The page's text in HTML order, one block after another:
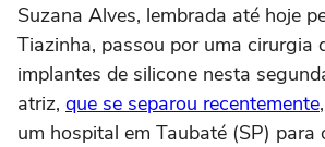
Suzana Alves, lembrada até hoje
Tiazinha, passou por uma cirurgia
implantes de silicone nesta
atriz, que se separou recentemente
um hospital em Taubaté (SP) para